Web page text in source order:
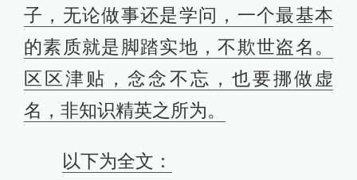
子，无论做事还是学问，一个最基本
的素质就是脚踏实地，不欺世盗名。
区区津贴，念念不忘，也要挪做虚
名，非知识精英之所为。
以下为全文：